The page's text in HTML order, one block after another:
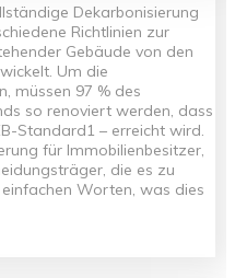
Dekarbonisierung
Richtlinien zur
Gebäude von den
Um die
müssen 97 % des
so renoviert werden, dass
Standard1 – erreicht wird.
für Immobilienbesitzer,
die es zu
Worten, was dies